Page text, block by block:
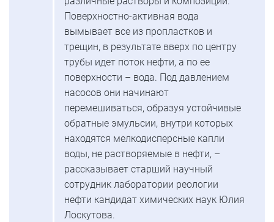
Поверхностно-активная вода
вымывает все из пропластков и
трещин, в результате вверх по центру
трубы идет поток нефти, а по ее
поверхности – вода. Под давлением
насосов они начинают
перемешиваться, образуя устойчивые
обратные эмульсии, внутри которых
находятся мелкодисперсные капли
воды, не растворяемые в нефти, –
рассказывает старший научный
сотрудник лаборатории реологии
нефти кандидат химических наук Юлия
Лоскутова.